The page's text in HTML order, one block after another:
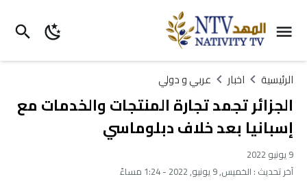
الرئيسية اخبار عربي و دولي
الجزائر تجمد تجارة المنتجات والخدمات مع
إسبانيا بعد خلاف دبلوماسي
9 يونيو 2022
آخر تحديث : الخميس, 9 يونيو, 2022 - 1:24 مساءً